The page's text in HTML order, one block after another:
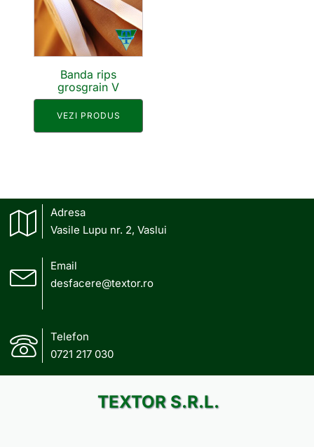
Banda rips
grosgrain V
VEZI PRODUS
Adresa
Vasile Lupu nr. 2, Vaslui
Email
desfacere@textor.ro
Telefon
0721 217 030
TEXTOR S.R.L.